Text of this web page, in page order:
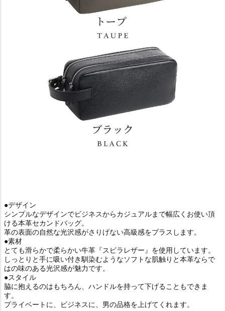
●デザイン
シンプルなデザインでビジネスからカジュアルまで幅広くお使い頂
ける本革セカンドバッグ。
革の表面の自然な光沢感がさりげない高級感をプラスします。
●素材
とても滑らかで柔らかい牛革『スピラレザー』を使用しています。
しっとりと手に吸い付き馴染むようなソフトな肌触りと本革ならで
はの味のある光沢感が魅力です。
●スタイル
脇に抱えるのはもちろん、ハンドルを持って下げることもできま
す。
プライベートに、ビジネスに、男の品格を上げてくれます。